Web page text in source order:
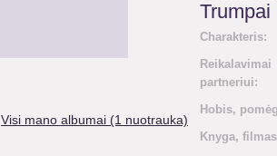
Visi mano albumai (1 nuotrauka)
Trumpai
Charakteris:
Reikalavimai
partneriui:
Hobis,
Knyga,